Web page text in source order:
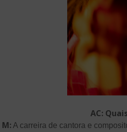
AC:
M: A carreira de cantora e